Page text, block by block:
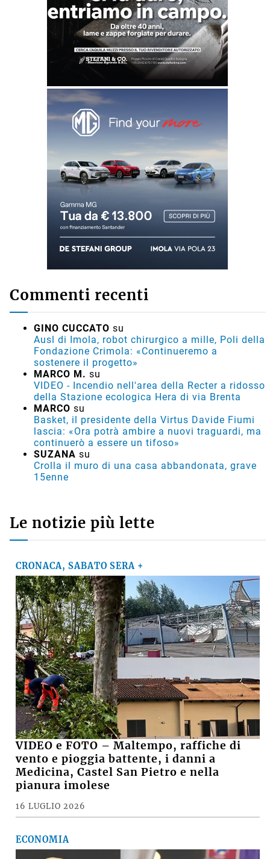
Commenti recenti
GINO CUCCATO su
Ausl di Imola, robot chirurgico a mille, Poli della
Fondazione Crimola: «Continueremo a
sostenere il progetto»
MARCO M. su
VIDEO - Incendio nell'area della Recter a ridosso
della Stazione ecologica Hera di via Brenta
MARCO su
Basket, il presidente della Virtus Davide Fiumi
lascia: «Ora potrà ambire a nuovi traguardi, ma
continuerò a essere un tifoso»
SUZANA su
Crolla il muro di una casa abbandonata, grave
15enne
Le notizie più lette
CRONACA, SABATO SERA +
VIDEO e FOTO – Maltempo, raffiche di
vento e pioggia battente, i danni a
Medicina, Castel San Pietro e nella
pianura imolese
16 LUGLIO 2026
ECONOMIA